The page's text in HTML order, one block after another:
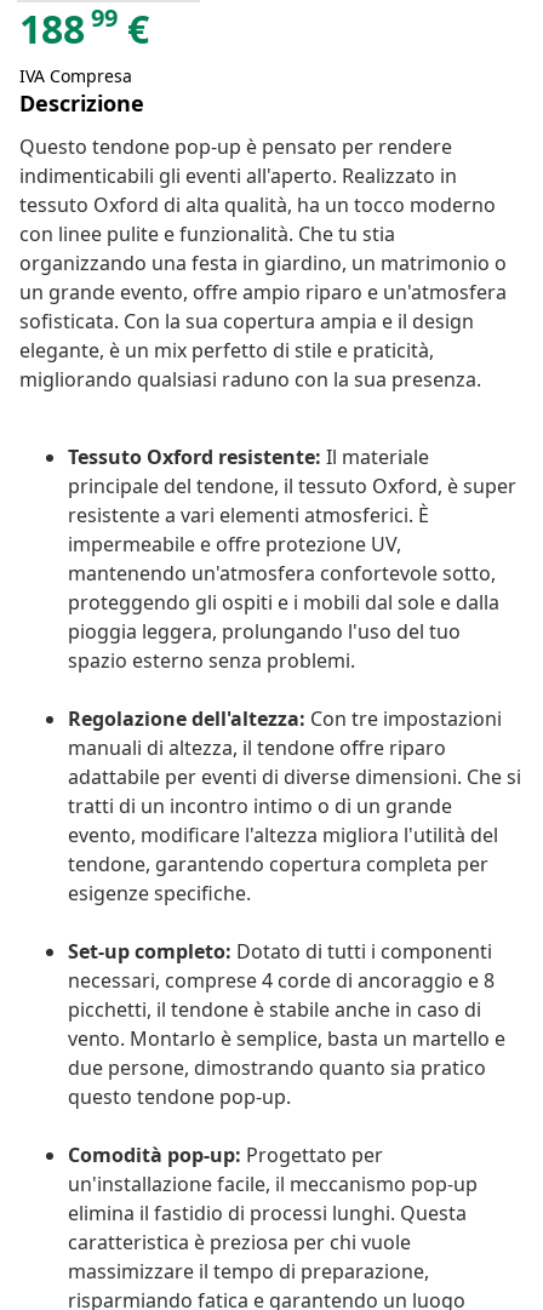
18899 €
IVA Compresa
Descrizione
Questo tendone pop-up è pensato per rendere
indimenticabili gli eventi all'aperto. Realizzato in
tessuto Oxford di alta qualità, ha un tocco moderno
con linee pulite e funzionalità. Che tu stia
organizzando una festa in giardino, un matrimonio o
un grande evento, offre ampio riparo e un'atmosfera
sofisticata. Con la sua copertura ampia e il design
elegante, è un mix perfetto di stile e praticità,
migliorando qualsiasi raduno con la sua presenza.
Tessuto Oxford resistente: Il materiale
principale del tendone, il tessuto Oxford, è super
resistente a vari elementi atmosferici. È
impermeabile e offre protezione UV,
mantenendo un'atmosfera confortevole sotto,
proteggendo gli ospiti e i mobili dal sole e dalla
pioggia leggera, prolungando l'uso del tuo
spazio esterno senza problemi.
Regolazione dell'altezza: Con tre impostazioni
manuali di altezza, il tendone offre riparo
adattabile per eventi di diverse dimensioni. Che si
tratti di un incontro intimo o di un grande
evento, modificare l'altezza migliora l'utilità del
tendone, garantendo copertura completa per
esigenze specifiche.
Set-up completo: Dotato di tutti i componenti
necessari, comprese 4 corde di ancoraggio e 8
picchetti, il tendone è stabile anche in caso di
vento. Montarlo è semplice, basta un martello e
due persone, dimostrando quanto sia pratico
questo tendone pop-up.
Comodità pop-up: Progettato per
un'installazione facile, il meccanismo pop-up
elimina il fastidio di processi lunghi. Questa
caratteristica è preziosa per chi vuole
massimizzare il tempo di preparazione,
risparmiando fatica e garantendo un luogo